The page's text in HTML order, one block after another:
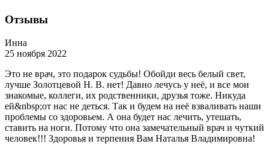
Отзывы
Инна
25 ноября 2022
Это не врач, это подарок судьбы! Обойди весь белый свет,
лучше Золотцевой Н. В. нет! Давно лечусь у неё, и все мои
знакомые, коллеги, их родственники, друзья тоже. Никуда
ей&nbsp;от нас не деться. Так и будем на неё взваливать наши
проблемы со здоровьем. А она будет нас лечить, утешать,
ставить на ноги. Потому что она замечательный врач и чуткий
человек!!! Здоровья и терпения Вам Наталья Владимировна!